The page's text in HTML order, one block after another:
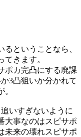
ということなら、
きます。
ポカ完凸にする廃課
3凸狙いか分かれて
いすぎないように
大事なのはスピサポ
未来の壊れスピサポ